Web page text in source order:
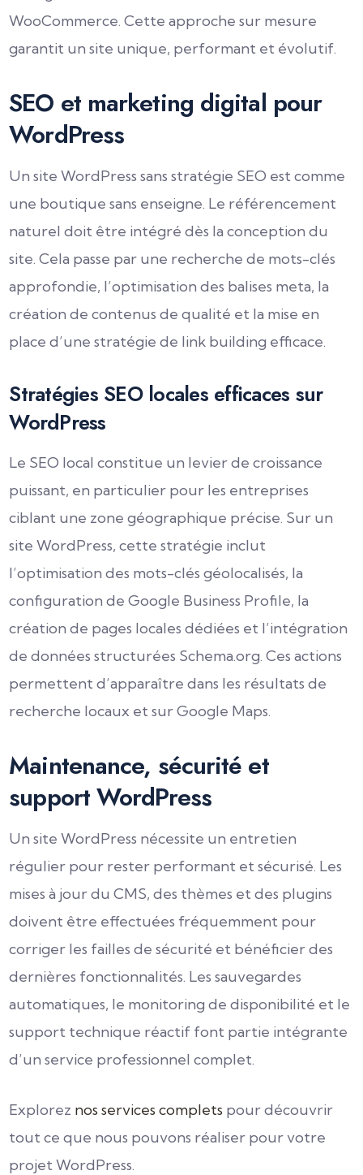
WooCommerce. Cette approche sur mesure
garantit un site unique, performant et évolutif.
SEO et marketing digital pour
WordPress
Un site WordPress sans stratégie SEO est comme
une boutique sans enseigne. Le référencement
naturel doit être intégré dès la conception du
site. Cela passe par une recherche de mots-clés
approfondie, l’optimisation des balises meta, la
création de contenus de qualité et la mise en
place d’une stratégie de link building efficace.
Stratégies SEO locales efficaces sur
WordPress
Le SEO local constitue un levier de croissance
puissant, en particulier pour les entreprises
ciblant une zone géographique précise. Sur un
site WordPress, cette stratégie inclut
l’optimisation des mots-clés géolocalisés, la
configuration de Google Business Profile, la
création de pages locales dédiées et l’intégration
de données structurées Schema.org. Ces actions
permettent d’apparaître dans les résultats de
recherche locaux et sur Google Maps.
Maintenance, sécurité et
support WordPress
Un site WordPress nécessite un entretien
régulier pour rester performant et sécurisé. Les
mises à jour du CMS, des thèmes et des plugins
doivent être effectuées fréquemment pour
corriger les failles de sécurité et bénéficier des
dernières fonctionnalités. Les sauvegardes
automatiques, le monitoring de disponibilité et le
support technique réactif font partie intégrante
d’un service professionnel complet.
Explorez nos services complets pour découvrir
tout ce que nous pouvons réaliser pour votre
projet WordPress.